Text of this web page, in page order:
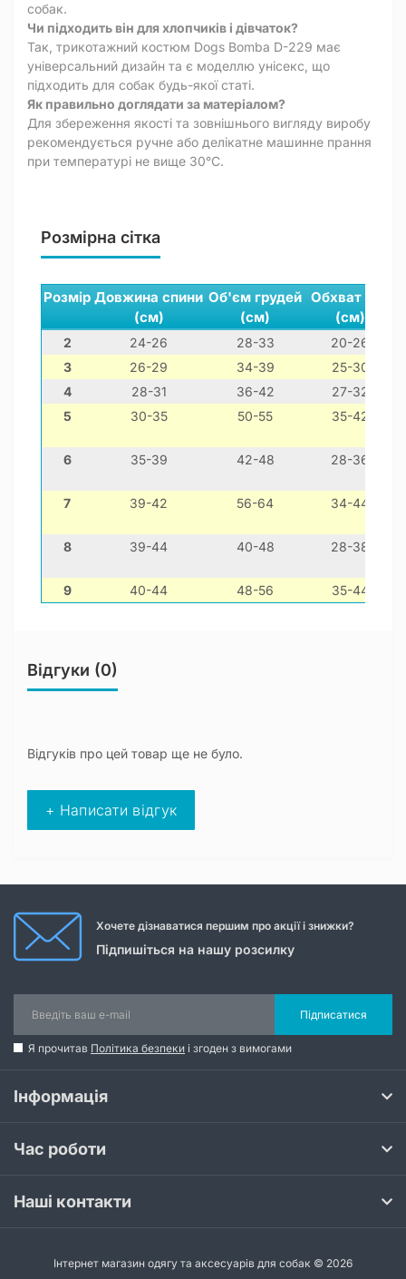
собак.
Чи підходить він для хлопчиків і дівчаток?
Так, трикотажний костюм Dogs Bomba D-229 має
універсальний дизайн та є моделлю унісекс, що
підходить для собак будь-якої статі.
Як правильно доглядати за матеріалом?
Для збереження якості та зовнішнього вигляду виробу
рекомендується ручне або делікатне машинне прання
при температурі не вище 30°C.
Розмірна сітка
Розмір Довжина спини
(см)
Об'єм грудей
(см)
Обхват шиї
(см)
2 24-26 28-33
20-26
3
26-29 34-39 25-30
4
28-31 36-42
27-32
5
30-35 50-55 35-42
6 35-39 42-48 28-36
7 39-42 56-64 34-44
8 39-44 40-48 28-38
9 40-44 48-56 35-44
Відгуки (0)
Відгуків про цей товар ще не було.
+ Написати відгук
Хочете дізнаватися першим про акції і знижки?
Підпишіться на нашу розсилку
Підписатися
Я прочитав Політика безпеки і згоден з вимогами
Інформація
Час роботи
Наші контакти
Інтернет магазин одягу та аксесуарів для собак © 2026